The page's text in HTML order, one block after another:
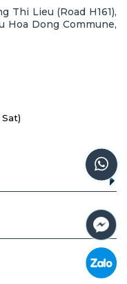
Thi Lieu (Road H161),
Hoa Dong Commune,